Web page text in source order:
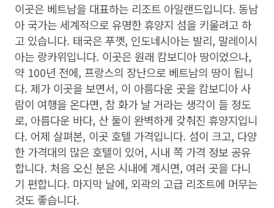
이곳은 베트남을 대표하는 리조트 아일랜드입니다. 동남
아 국가는 세계적으로 유명한 휴양지 섬을 키울려고 하
고 있습니다. 태국은 푸껫, 인도네시아는 발리, 말레이시
아는 랑카위입니다. 이곳은 원래 캄보디아 땅이었으나,
약 100년 전에, 프랑스의 장난으로 베트남의 땅이 됩니
다. 제가 이곳을 보면서, 이 아름다운 곳을 캄보디아 사
람이 여행을 온다면, 참 화가 날 거라는 생각이 들 정도
로, 아름다운 바다, 산 둘이 완벽하게 갖춰진 휴양지입니
다. 어제 살펴본, 이곳 호텔 가격입니다. 섬이 크고, 다양
한 가격대의 많은 호텔이 있어, 시내 쪽 가격 정보 공유
합니다. 처음 오신 분은 시내에 계시면, 여러 곳을 다니
기 편합니다. 마지막 날에, 외곽의 고급 리조트에 머무는
것도 좋습니다.